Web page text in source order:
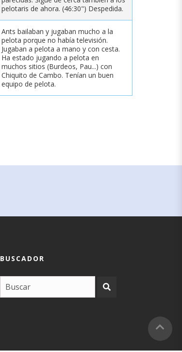
pelotaris de ahora. (46:30") Despedida.
Ants bailaban y jugaban mucho a la
pelota porque no había televisión.
Jugaban a pelota a mano y con cesta.
Ha estado jugando a pelota en
muchos sitios (Burdeos, Pau...) con
Chiquito de Cambo. Tenían un buen
equipo de pelota.
BUSCADOR